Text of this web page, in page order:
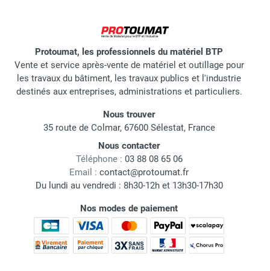
Protoumat, les professionnels du matériel BTP
Vente et service après-vente de matériel et outillage pour
les travaux du bâtiment, les travaux publics et l'industrie
destinés aux entreprises, administrations et particuliers.
Nous trouver
35 route de Colmar, 67600 Sélestat, France
Nous contacter
Téléphone : 03 88 08 65 06
Email : contact@protoumat.fr
Du lundi au vendredi : 8h30-12h et 13h30-17h30
Nos modes de paiement